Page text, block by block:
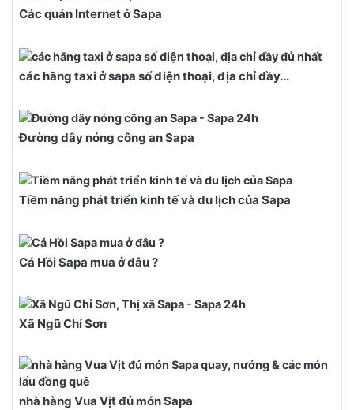
Các quán Internet ở Sapa
các hãng taxi ở sapa số điện thoại, địa chỉ đầy...
Đường dây nóng công an Sapa
Tiềm năng phát triển kinh tế và du lịch của Sapa
Cá Hồi Sapa mua ở đâu ?
Xã Ngũ Chỉ Sơn
nhà hàng Vua Vịt đủ món Sapa